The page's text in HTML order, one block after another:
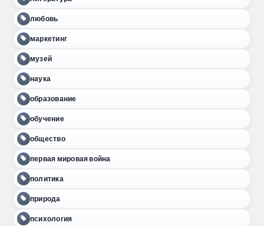
любовь
маркетинг
музей
наука
образование
обучение
общество
первая мировая война
политика
природа
психология